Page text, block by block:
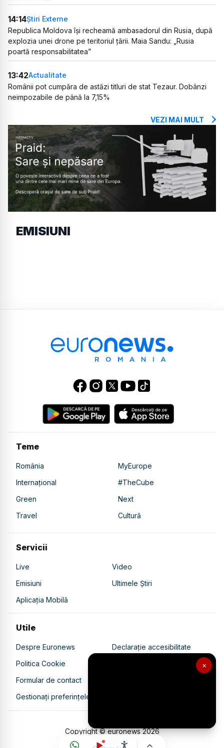
×
14:14Știri Externe
Republica Moldova își recheamă ambasadorul din Rusia, după
explozia unei drone pe teritoriul țării. Maia Sandu: „Rusia
poartă responsabilitatea”
13:42Actualitate
Românii pot cumpăra de astăzi titluri de stat Tezaur. Dobânzi
neimpozabile de până la 7,15%
VEZI MAI MULT
EMISIUNI
Teme
România
MyEurope
Internațional
#TheCube
Green
Next
Travel
Cultură
Servicii
Live
Video
Emisiuni
Ultimele Știri
Aplicația Mobilă
Utile
Despre Euronews
Declarație accesibilitate
Politica Cookie
Politica de confidențialitate
Formular de contact
Gestionați preferințele
Copyright © euronews2026